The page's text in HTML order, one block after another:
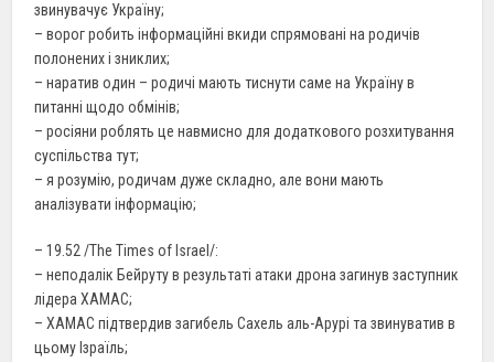
звинувачує Україну;
– ворог робить інформаційні вкиди спрямовані на родичів
полонених і зниклих;
– наратив один – родичі мають тиснути саме на Україну в
питанні щодо обмінів;
– росіяни роблять це навмисно для додаткового розхитування
суспільства тут;
– я розумію, родичам дуже складно, але вони мають
аналізувати інформацію;
– 19.52 /The Times of Israel/:
– неподалік Бейруту в результаті атаки дрона загинув заступник
лідера ХАМАС;
– ХАМАС підтвердив загибель Сахель аль-Арурі та звинуватив в
цьому Ізраїль;